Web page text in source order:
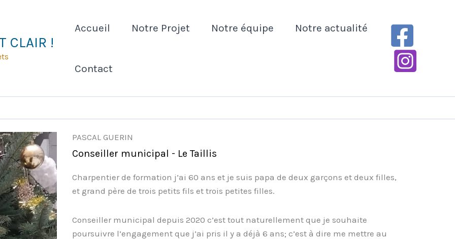
CLAIR !
Accueil Notre Projet Notre équipe Notre actualité
Contact
PASCAL GUERIN
Conseiller municipal - Le Taillis
Charpentier de formation j’ai 60 ans et je suis papa de deux garçons et deux filles,
et grand père de trois petits fils et trois petites filles.
Conseiller municipal depuis 2020 c’est tout naturellement que je souhaite
poursuivre l’engagement que j’ai pris il y a déjà 6 ans; c’est à dire me mettre au